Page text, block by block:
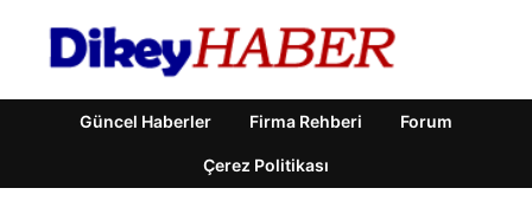
Güncel Haberler Firma Rehberi Forum
Çerez Politikası